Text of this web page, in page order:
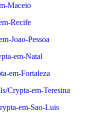
Maceio
Recife
Joao-Pessoa
em-Natal
em-Fortaleza
Crypta-em-Teresina
em-Sao-Luis